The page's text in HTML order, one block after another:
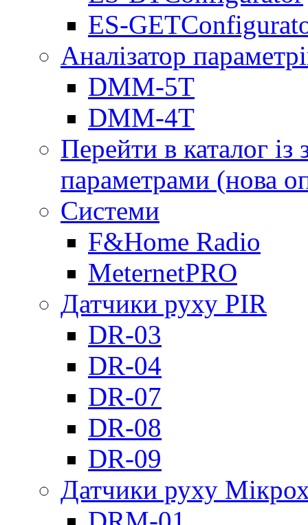
ES-
Аналізатор
DMM-5T
DMM-4T
Перейти в каталог
параметрами (нова
Системи
F&Home Radio
MeternetPRO
Датчики руху PIR
DR-03
DR-04
DR-07
DR-08
DR-09
Датчики руху